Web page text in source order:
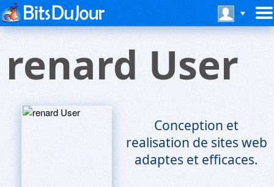
renard User
Conception et
realisation de sites web
adaptes et efficaces.